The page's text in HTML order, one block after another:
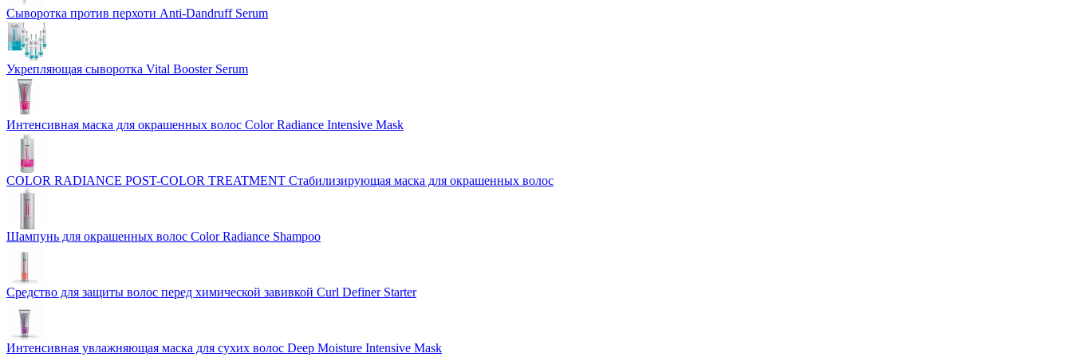
Сыворотка против перхоти Anti-Dandruff Serum
Укрепляющая сыворотка Vital Booster Serum
Интенсивная маска для окрашенных волос Color Radiance Intensive Mask
COLOR RADIANCE POST-COLOR TREATMENT Стабилизирующая маска для окрашенных волос
Шампунь для окрашенных волос Color Radiance Shampoo
Средство для защиты волос перед химической завивкой Curl Definer Starter
Интенсивная увлажняющая маска для сухих волос Deep Moisture Intensive Mask